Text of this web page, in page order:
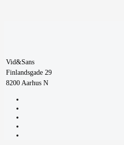
Vid&Sans
Finlandsgade 29
8200 Aarhus N